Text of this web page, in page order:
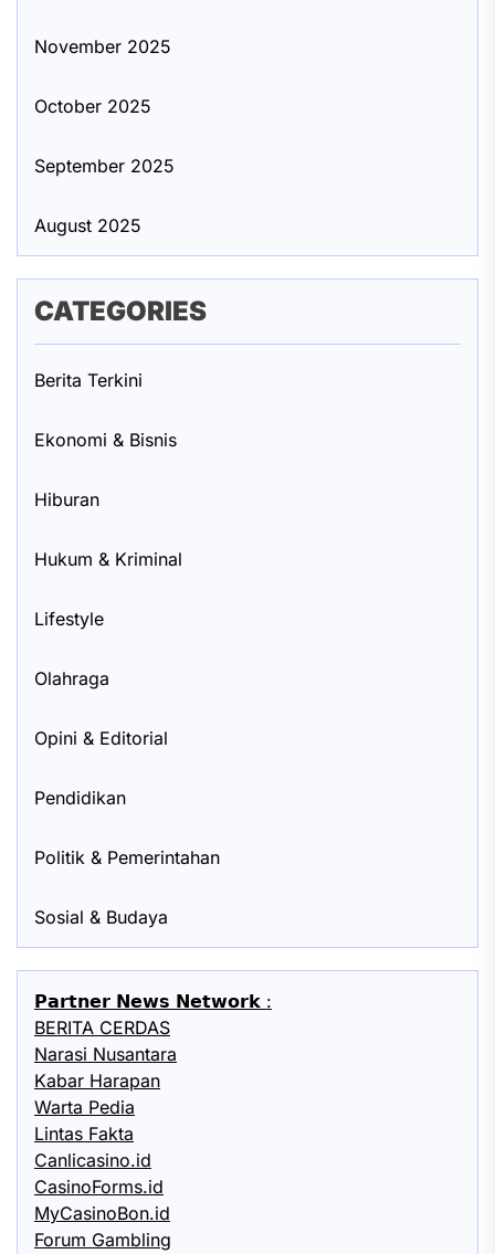
November 2025
October 2025
September 2025
August 2025
CATEGORIES
Berita Terkini
Ekonomi & Bisnis
Hiburan
Hukum & Kriminal
Lifestyle
Olahraga
Opini & Editorial
Pendidikan
Politik & Pemerintahan
Sosial & Budaya
𝗣𝗮𝗿𝘁𝗻𝗲𝗿 𝗡𝗲𝘄𝘀 𝗡𝗲𝘁𝘄𝗼𝗿𝗸 :
BERITA CERDAS
Narasi Nusantara
Kabar Harapan
Warta Pedia
Lintas Fakta
Canlicasino.id
CasinoForms.id
MyCasinoBon.id
Forum Gambling